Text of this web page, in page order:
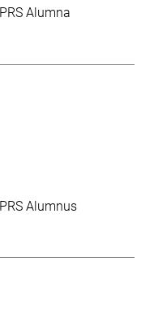
Alumna
Alumnus